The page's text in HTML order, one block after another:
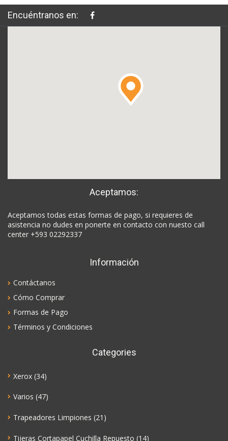
Encuéntranos en:
Aceptamos:
Aceptamos todas estas formas de pago, si requieres de
asistencia no dudes en ponerte en contacto con nuesto call
center +593 02292337
Información
Contáctanos
Cómo Comprar
Formas de Pago
Términos y Condiciones
Categories
Xerox (34)
Varios (47)
Trapeadores Limpiones (21)
Tijeras Cortapapel Cuchilla Repuesto (14)